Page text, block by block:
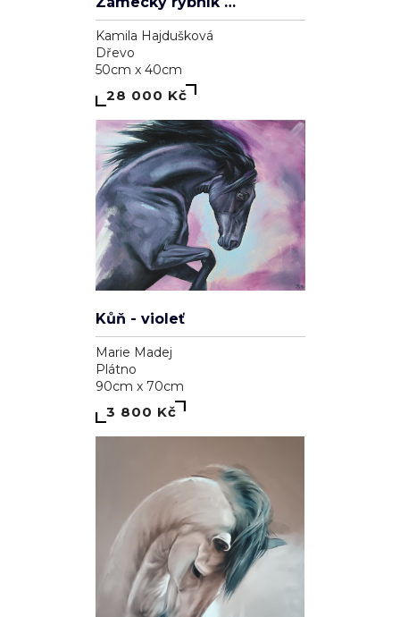
Kamila Hajdušková
Dřevo
50cm x 40cm
28 000 Kč
Kůň - violeť
Marie Madej
Plátno
90cm x 70cm
3 800 Kč